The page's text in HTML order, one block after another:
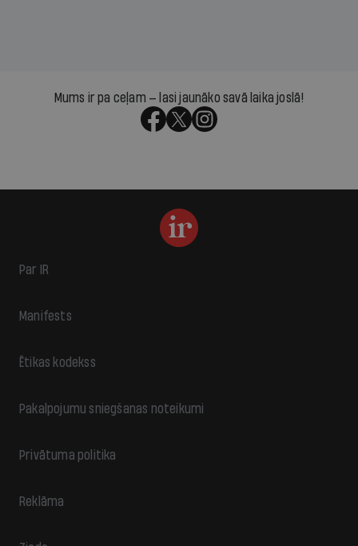
Mums ir pa ceļam — lasi jaunāko savā laika joslā!
Par IR
Manifests
Ētikas kodekss
Pakalpojumu sniegšanas noteikumi
Privātuma politika
Reklāma